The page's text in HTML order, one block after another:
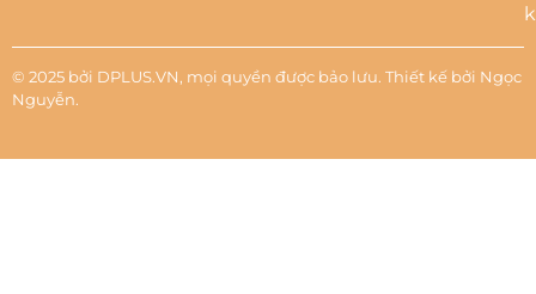
© 2025 bởi DPLUS.VN, mọi quyền được bảo lưu. Thiết kế bởi Ngọc
Nguyễn.